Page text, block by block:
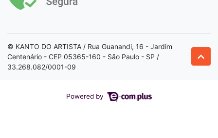
© KANTO DO ARTISTA / Rua Guanandi, 16 - Jardim
Centenário - CEP 05365-160 - São Paulo - SP /
33.268.082/0001-09
Powered by